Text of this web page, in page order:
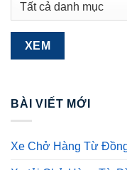
BÀI VIẾT MỚI
Xe Chở Hàng Từ